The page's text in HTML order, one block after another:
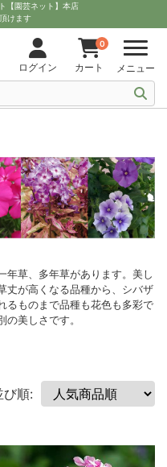
【園芸ネット】本店
けます
ログイン
0
カート メニュー
年草、多年草があります。美し
丈が高くなる品種から、シバザ
るものまで品種も花色も多彩で
美しさです。
び順: